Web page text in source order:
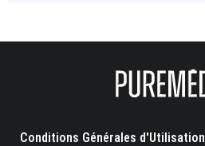
Conditions Générales d'Utilisation